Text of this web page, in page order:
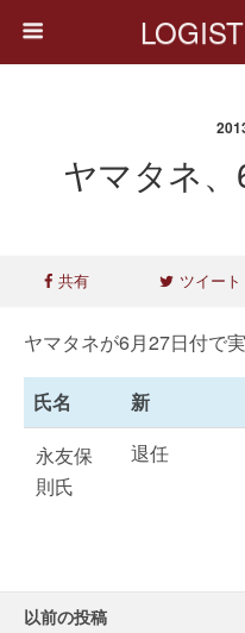
ヤマタネ
共有 ツイート
ヤマタネが6月27日付で
氏名 新
永友保
則氏
退任
以前の投稿